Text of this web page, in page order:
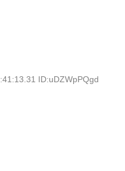
ID:uDZWpPQgd